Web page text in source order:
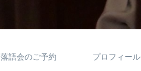
落語会のご予約 プロフィール